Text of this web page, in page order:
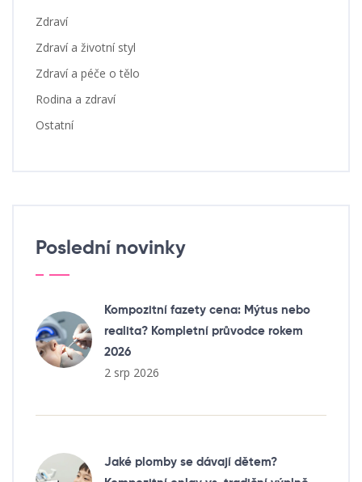
Zdraví
Zdraví a životní styl
Zdraví a péče o tělo
Rodina a zdraví
Ostatní
Poslední novinky
Kompozitní fazety cena: Mýtus nebo
realita? Kompletní průvodce rokem
2026
2 srp 2026
Jaké plomby se dávají dětem?